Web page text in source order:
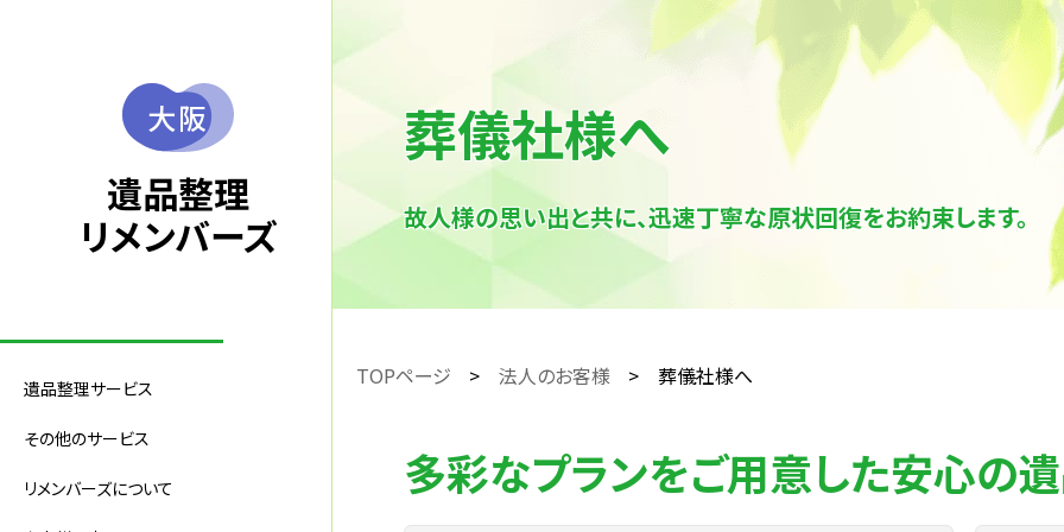
大阪
遺品整理
リメンバーズ
遺品整理サービス
その他のサービス
リメンバーズについて
葬儀社様へ
故人様の思い出と共に、迅速丁寧な原状回復をお約束します。
TOPページ 法人のお客様 葬儀社様へ
多彩なプランをご用意した安心の